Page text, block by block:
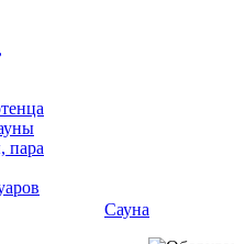
пара
Сауна